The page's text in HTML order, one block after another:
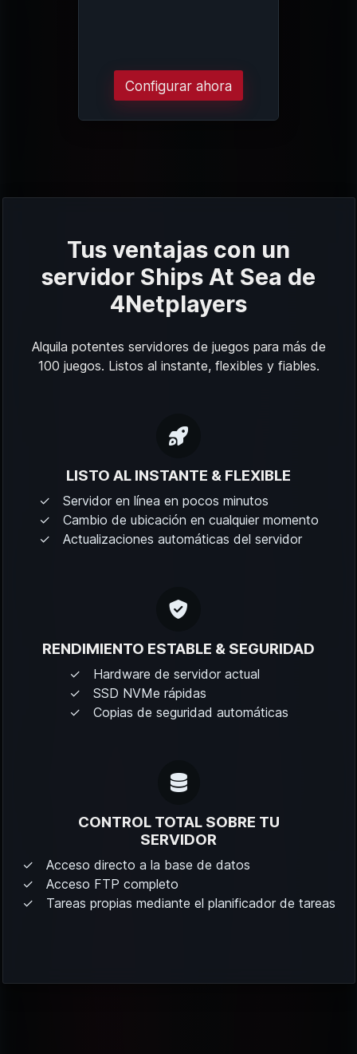
Configurar ahora
Tus ventajas con un
servidor Ships At Sea de
4Netplayers
Alquila potentes servidores de juegos para más de
100 juegos. Listos al instante, flexibles y fiables.
LISTO AL INSTANTE & FLEXIBLE
Servidor en línea en pocos minutos
Cambio de ubicación en cualquier momento
Actualizaciones automáticas del servidor
RENDIMIENTO ESTABLE & SEGURIDAD
Hardware de servidor actual
SSD NVMe rápidas
Copias de seguridad automáticas
CONTROL TOTAL SOBRE TU
SERVIDOR
Acceso directo a la base de datos
Acceso FTP completo
Tareas propias mediante el planificador de tareas